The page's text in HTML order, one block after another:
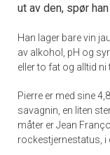
ut av den, spør
Han lager bare vin
av alkohol, pH og
eller to fat og alltid ni
Pierre er med sine
savagnin, en liten
måter er Jean
rockestjernestatus, i